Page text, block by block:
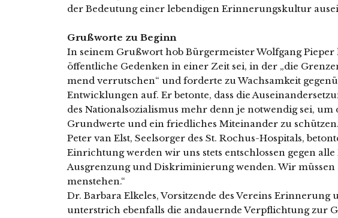
der Bedeutung einer leben­di­gen Erinnerungskultur
Grußworte zu Beginn
In sei­nem Grußwort hob Bürgermeister Wolfgang Pieper
öffent­li­che Gedenken in einer Zeit sei, in der „die
mend ver­rut­schen“ und for­der­te zu Wachsamkeit
Entwicklungen auf. Er beton­te, dass die
des Nationalsozialismus mehr denn je not­wen­dig sei, um
Grundwerte und ein fried­li­ches Miteinander zu schüt­zen.
Peter van Elst, Seelsorger des St. Rochus-Hospitals,
Einrichtung wer­den wir uns stets ent­schlos­sen gegen
Ausgrenzung und Diskriminierung wen­den. Wir müs­sen
men­ste­hen.“
Dr. Barbara Elkeles, Vorsitzende des Vereins Erinnerung
unter­strich eben­falls die andau­ern­de Verpflichtung zur